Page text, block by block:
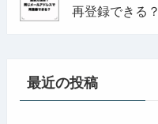
再登録できる？
最近の投稿